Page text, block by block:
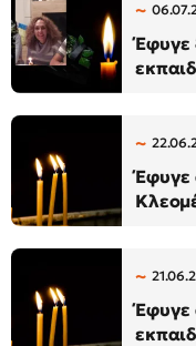
Έφυγε
Έφυγε
Έφυγε